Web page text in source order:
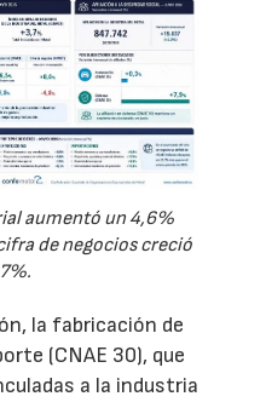
aumentó un 4,6%
de negocios creció
la fabricación de
(CNAE 30), que
a la industria